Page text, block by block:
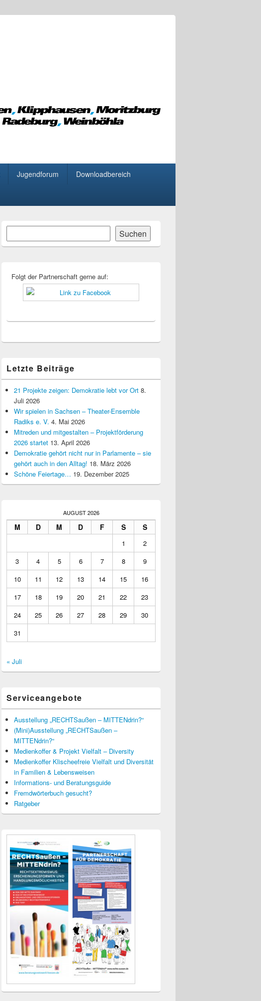
Jugendforum Downloadbereich
Primärer
Widgetbereich
Suchen
Folgt der Partnerschaft gerne auf:
Letzte Beiträge
21 Projekte zeigen: Demokratie lebt vor Ort 8.
Juli 2026
Wir spielen in Sachsen – Theater-Ensemble
Radiks e. V. 4. Mai 2026
Mitreden und mitgestalten – Projektförderung
2026 startet 13. April 2026
Demokratie gehört nicht nur in Parlamente – sie
gehört auch in den Alltag! 18. März 2026
Schöne Feiertage… 19. Dezember 2025
AUGUST 2026
M D M D F S S
1
2
3
4 5 6 7 8
9
10
11 12 13 14 15
16
17
18 19 20 21 22
23
24
25 26 27 28 29
30
31
« Juli
Serviceangebote
Ausstellung „RECHTSaußen – MITTENdrin?“
(Mini)Ausstellung „RECHTSaußen –
MITTENdrin?“
Medienkoffer & Projekt Vielfalt – Diversity
Medienkoffer Klischeefreie Vielfalt und Diversität
in Familien & Lebensweisen
Informations- und Beratungsguide
Fremdwörterbuch gesucht?
Ratgeber